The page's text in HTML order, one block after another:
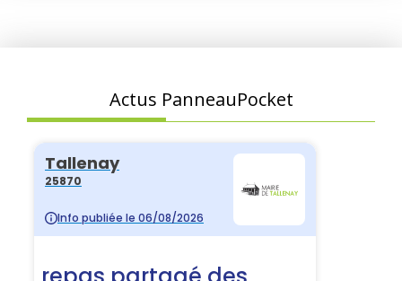
Actus PanneauPocket